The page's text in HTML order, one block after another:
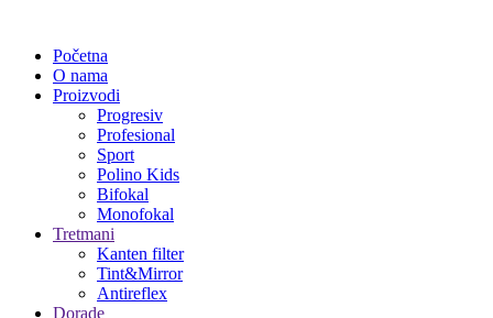
Početna
O nama
Proizvodi
Progresiv
Profesional
Sport
Polino Kids
Bifokal
Monofokal
Tretmani
Kanten filter
Tint&Mirror
Antireflex
Dorade